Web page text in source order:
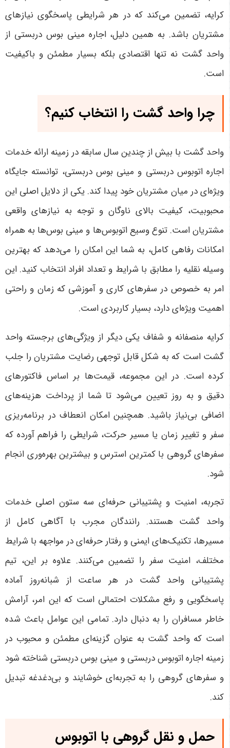
کرایه، تضمین می‌کند که در هر شرایطی پاسخگوی نیازهای
مشتریان باشد. به همین دلیل، اجاره مینی بوس دربستی از
واحد گشت نه تنها اقتصادی بلکه بسیار مطمئن و باکیفیت
است.
چرا واحد گشت را انتخاب کنیم؟
واحد گشت با بیش از چندین سال سابقه در زمینه ارائه خدمات
اجاره اتوبوس دربستی و مینی بوس دربستی، توانسته جایگاه
ویژه‌ای در میان مشتریان خود پیدا کند. یکی از دلایل اصلی این
محبوبیت، کیفیت بالای ناوگان و توجه به نیازهای واقعی
مشتریان است. تنوع وسیع اتوبوس‌ها و مینی بوس‌ها به همراه
امکانات رفاهی کامل، به شما این امکان را می‌دهد که بهترین
وسیله نقلیه را مطابق با شرایط و تعداد افراد انتخاب کنید. این
امر به خصوص در سفرهای کاری و آموزشی که زمان و راحتی
اهمیت ویژه‌ای دارد، بسیار کاربردی است.
کرایه منصفانه و شفاف یکی دیگر از ویژگی‌های برجسته واحد
گشت است که به شکل قابل توجهی رضایت مشتریان را جلب
کرده است. در این مجموعه، قیمت‌ها بر اساس فاکتورهای
دقیق و به روز تعیین می‌شود تا شما از پرداخت هزینه‌های
اضافی بی‌نیاز باشید. همچنین امکان انعطاف در برنامه‌ریزی
سفر و تغییر زمان یا مسیر حرکت، شرایطی را فراهم آورده که
سفرهای گروهی با کمترین استرس و بیشترین بهره‌وری انجام
شود.
تجربه، امنیت و پشتیبانی حرفه‌ای سه ستون اصلی خدمات
واحد گشت هستند. رانندگان مجرب با آگاهی کامل از
مسیرها، تکنیک‌های ایمنی و رفتار حرفه‌ای در مواجهه با شرایط
مختلف، امنیت سفر را تضمین می‌کنند. علاوه بر این، تیم
پشتیبانی واحد گشت در هر ساعت از شبانه‌روز آماده
پاسخگویی و رفع مشکلات احتمالی است که این امر، آرامش
خاطر مسافران را به دنبال دارد. تمامی این عوامل باعث شده
است که واحد گشت به عنوان گزینه‌ای مطمئن و محبوب در
زمینه اجاره اتوبوس دربستی و مینی بوس دربستی شناخته شود
و سفرهای گروهی را به تجربه‌ای خوشایند و بی‌دغدغه تبدیل
کند.
حمل و نقل گروهی با اتوبوس